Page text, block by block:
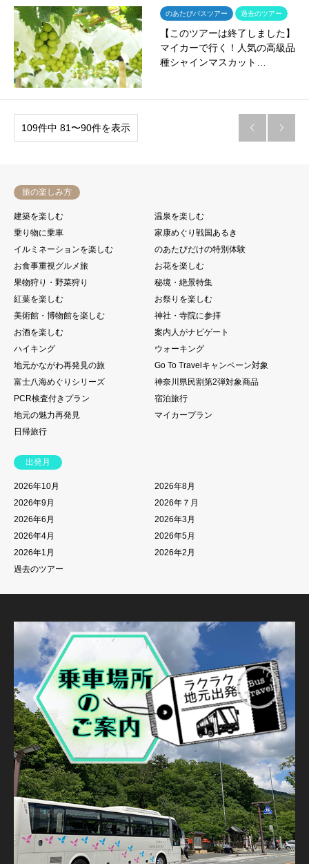
のあたびバスツアー 過去のツアー
【このツアーは終了しました】
マイカーで行く！人気の高級品
種シャインマスカット…
109件中 81〜90件を表示  
旅の楽しみ方
建築を楽しむ
温泉を楽しむ
乗り物に乗車
家康めぐり戦国あるき
イルミネーションを楽しむ
のあたびだけの特別体験
お食事重視グルメ旅
お花を楽しむ
果物狩り・野菜狩り
秘境・絶景特集
紅葉を楽しむ
お祭りを楽しむ
美術館・博物館を楽しむ
神社・寺院に参拝
お酒を楽しむ
案内人がナビゲート
ハイキング
ウォーキング
地元かながわ再発見の旅
Go To Travelキャンペーン対象
富士八海めぐりシリーズ
神奈川県民割第2弾対象商品
PCR検査付きプラン
宿泊旅行
地元の魅力再発見
マイカープラン
日帰旅行
出発月
2026年10月
2026年8月
2026年9月
2026年７月
2026年6月
2026年3月
2026年4月
2026年5月
2026年1月
2026年2月
過去のツアー